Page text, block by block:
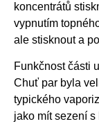
koncentrátů
vypnutím
ale stisknout a
Funkčnost části
Chuť par byla
typického
jako mít sezení